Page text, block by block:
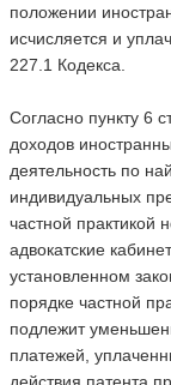
положении
исчисляется и
227.1 Кодекса.
Согласно пункту 6
доходов
деятельность по
индивидуальных
частной практикой
адвокатские
установленном
порядке частной
подлежит
платежей,
действия патента